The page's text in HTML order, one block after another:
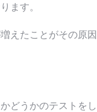
ます。
えたことがその原因
どうかのテストをし